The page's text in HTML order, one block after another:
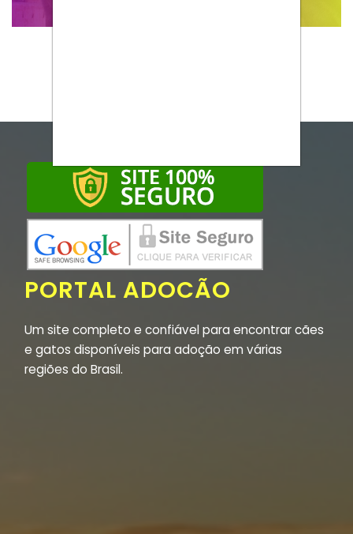
PORTAL ADOCÃO
Um site completo e confiável para encontrar cães
e gatos disponíveis para adoção em várias
regiões do Brasil.